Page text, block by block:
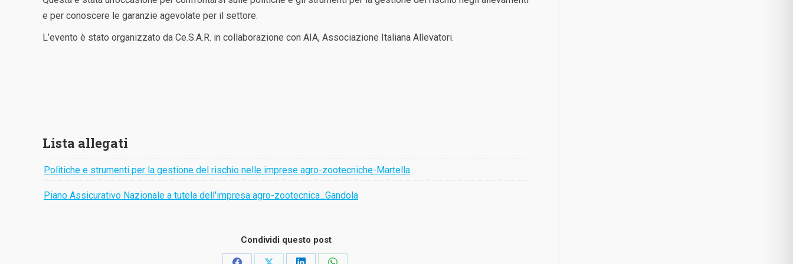
e per conoscere le garanzie agevolate per il settore.
L’evento è stato organizzato da Ce.S.A.R. in collaborazione con AIA, Associazione Italiana Allevatori.
Lista allegati
Politiche e strumenti per la gestione del rischio nelle imprese agro-zootecniche-Martella
Piano Assicurativo Nazionale a tutela dell'impresa agro-zootecnica_Gandola
Condividi questo post